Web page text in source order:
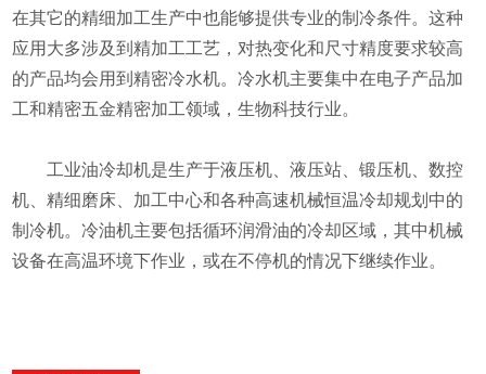
在其它的精细加工生产中也能够提供专业的制冷条件。这种
应用大多涉及到精加工工艺，对热变化和尺寸精度要求较高
的产品均会用到精密冷水机。冷水机主要集中在电子产品加
工和精密五金精密加工领域，生物科技行业。
工业油冷却机是生产于液压机、液压站、锻压机、数控
机、精细磨床、加工中心和各种高速机械恒温冷却规划中的
制冷机。冷油机主要包括循环润滑油的冷却区域，其中机械
设备在高温环境下作业，或在不停机的情况下继续作业。